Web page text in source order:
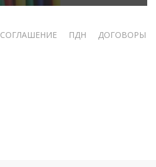
СОГЛАШЕНИЕ ПДН
ДОГОВОРЫ